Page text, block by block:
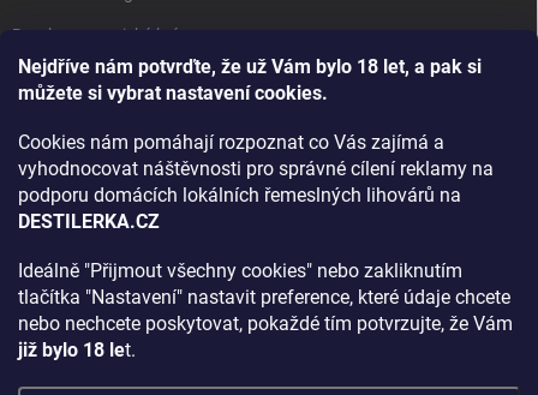
Nejdříve nám potvrďte, že už Vám bylo 18 let, a pak si
můžete si vybrat nastavení cookies.
Cookies nám pomáhají rozpoznat co Vás zajímá a
vyhodnocovat náštěvnosti pro správné cílení reklamy na
podporu domácích lokálních řemeslných lihovárů na
DESTILERKA.CZ
Ideálně "Přijmout všechny cookies" nebo zakliknutím
tlačítka "Nastavení" nastavit preference, které údaje chcete
nebo nechcete poskytovat, pokaždé tím potvrzujte, že Vám
již bylo 18 let.
Bourbon, americká krása.
Napsali v TÝDNU o naší práci
Rozhovor s DESTILERKA.CZ v magazínu DRINKING-CAT
Jak vybrat dárek na Vánoce
Archiv